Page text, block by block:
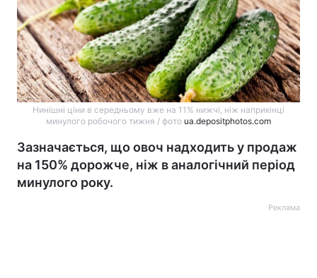
Нинішні ціни в середньому вже на 11% нижчі, ніж наприкінці
минулого робочого тижня / фото ua.depositphotos.com
Зазначається, що овоч надходить у продаж
на 150% дорожче, ніж в аналогічний період
минулого року.
Реклама